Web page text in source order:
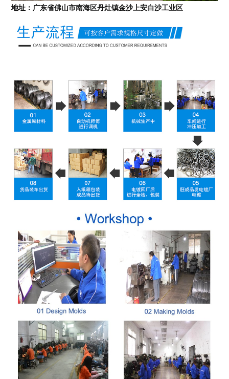
地址：广东省佛山市南海区丹灶镇金沙上安白沙工业区